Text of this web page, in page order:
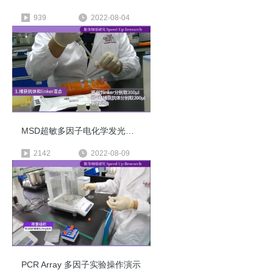
939 2022-08-04
2142 2022-08-09
PCR Array 多因子实验操作演示